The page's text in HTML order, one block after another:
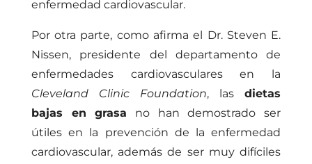
enfermedad cardiovascular.
Por otra parte, como afirma el Dr. Steven E.
Nissen, presidente del departamento de
enfermedades cardiovasculares en la
Cleveland Clinic Foundation, lasdietas
bajas en grasa no han demostrado ser
útiles en la prevención de la enfermedad
cardiovascular, además de ser muy difíciles